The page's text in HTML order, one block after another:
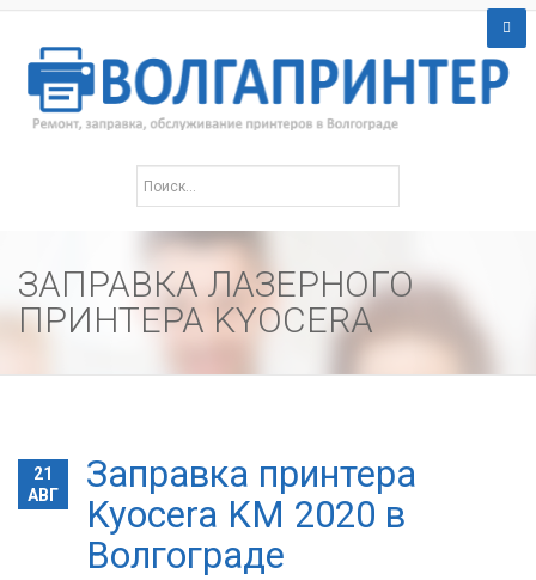
ЗАПРАВКА ЛАЗЕРНОГО
ПРИНТЕРА KYOCERA
21
АВГ
Заправка принтера
Kyocera KM 2020 в
Волгограде